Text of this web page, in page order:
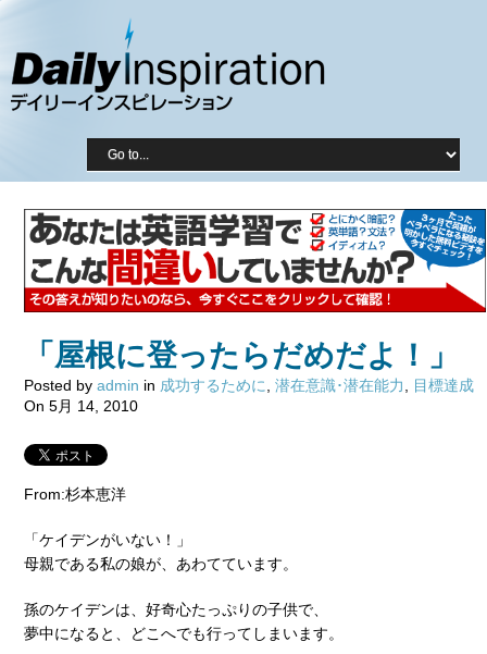
「屋根に登ったらだめだよ！」
Posted by admin in 成功するために 潜在意識･潜在能力
目標達成
On 5月 14, 2010
From:杉本恵洋
「ケイデンがいない！」
母親である私の娘が、あわてています。
孫のケイデンは、好奇心たっぷりの子供で、
夢中になると、どこへでも行ってしまいます。